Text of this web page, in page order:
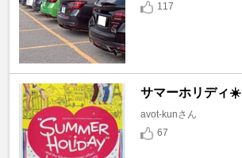
117
サマーホリディ☀️
avot-kunさん
67